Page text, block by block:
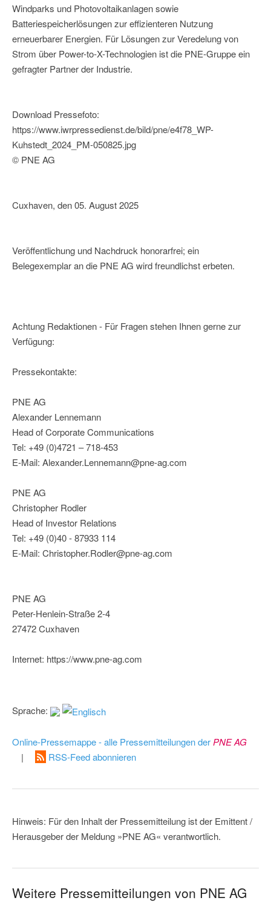
Windparks und Photovoltaikanlagen sowie
Batteriespeicherlösungen zur effizienteren Nutzung
erneuerbarer Energien. Für Lösungen zur Veredelung von
Strom über Power-to-X-Technologien ist die PNE-Gruppe ein
gefragter Partner der Industrie.
Download Pressefoto:
https://www.iwrpressedienst.de/bild/pne/e4f78_WP-
Kuhstedt_2024_PM-050825.jpg
© PNE AG
Cuxhaven, den 05. August 2025
Veröffentlichung und Nachdruck honorarfrei; ein
Belegexemplar an die PNE AG wird freundlichst erbeten.
Achtung Redaktionen - Für Fragen stehen Ihnen gerne zur
Verfügung:
Pressekontakte:
PNE AG
Alexander Lennemann
Head of Corporate Communications
Tel: +49 (0)4721 – 718-453
E-Mail: Alexander.Lennemann@pne-ag.com
PNE AG
Christopher Rodler
Head of Investor Relations
Tel: +49 (0)40 - 87933 114
E-Mail: Christopher.Rodler@pne-ag.com
PNE AG
Peter-Henlein-Straße 2-4
27472 Cuxhaven
Internet: https://www.pne-ag.com
Sprache:
Online-Pressemappe - alle Pressemitteilungen derPNE AG
|
RSS-Feed abonnieren
Hinweis: Für den Inhalt der Pressemitteilung ist der Emittent /
Herausgeber der Meldung »PNE AG« verantwortlich.
Weitere Pressemitteilungen von PNE AG